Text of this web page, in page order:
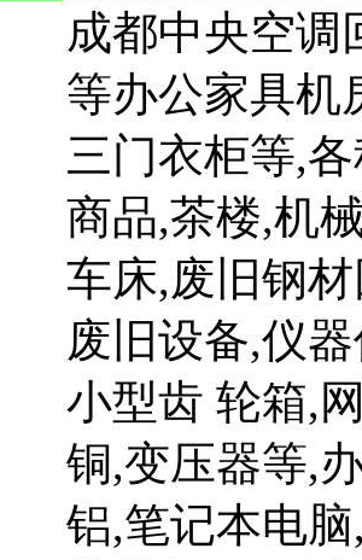
成都中央空调
等办公家具机
三门衣柜等,
商品,茶楼,机
车床,废旧钢
废旧设备,仪
小型齿 轮箱,
铜,变压器等,
铝,笔记本电